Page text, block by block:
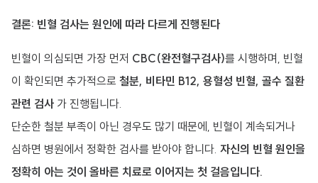
결론: 빈혈 검사는 원인에 따라 다르게 진행된다
빈혈이 의심되면 가장 먼저 CBC(완전혈구검사)를 시행하며, 빈혈
이 확인되면 추가적으로 철분, 비타민 B12, 용혈성 빈혈, 골수 질환
관련 검사 가 진행됩니다.
단순한 철분 부족이 아닌 경우도 많기 때문에, 빈혈이 계속되거나
심하면 병원에서 정확한 검사를 받아야 합니다. 자신의 빈혈 원인을
정확히 아는 것이 올바른 치료로 이어지는 첫 걸음입니다.